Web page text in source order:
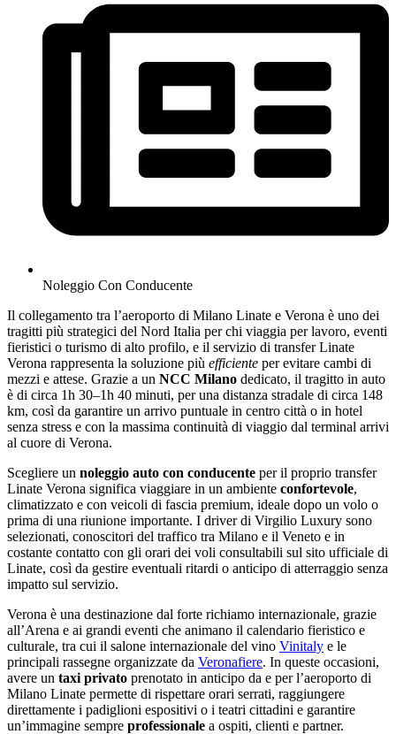
Noleggio Con Conducente
Il collegamento tra l’aeroporto di Milano Linate e Verona è uno dei
tragitti più strategici del Nord Italia per chi viaggia per lavoro, eventi
fieristici o turismo di alto profilo, e il servizio di transfer Linate
Verona rappresenta la soluzione più efficiente per evitare cambi di
mezzi e attese. Grazie a un NCC Milano dedicato, il tragitto in auto
è di circa 1h 30–1h 40 minuti, per una distanza stradale di circa 148
km, così da garantire un arrivo puntuale in centro città o in hotel
senza stress e con la massima continuità di viaggio dal terminal arrivi
al cuore di Verona.
Scegliere un noleggio auto con conducente per il proprio transfer
Linate Verona significa viaggiare in un ambiente confortevole,
climatizzato e con veicoli di fascia premium, ideale dopo un volo o
prima di una riunione importante. I driver di Virgilio Luxury sono
selezionati, conoscitori del traffico tra Milano e il Veneto e in
costante contatto con gli orari dei voli consultabili sul sito ufficiale di
Linate, così da gestire eventuali ritardi o anticipo di atterraggio senza
impatto sul servizio.
Verona è una destinazione dal forte richiamo internazionale, grazie
all’Arena e ai grandi eventi che animano il calendario fieristico e
culturale, tra cui il salone internazionale del vino Vinitaly e le
principali rassegne organizzate da Veronafiere. In queste occasioni,
avere un taxi privato prenotato in anticipo da e per l’aeroporto di
Milano Linate permette di rispettare orari serrati, raggiungere
direttamente i padiglioni espositivi o i teatri cittadini e garantire
un’immagine sempre professionale a ospiti, clienti e partner.